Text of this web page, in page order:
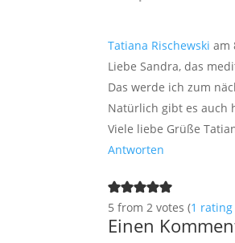
Tatiana Rischewski am
Liebe Sandra, das
Das werde ich zum
Natürlich gibt es auch
Viele liebe Grüße
Antworten
5 from 2 votes (1
Einen